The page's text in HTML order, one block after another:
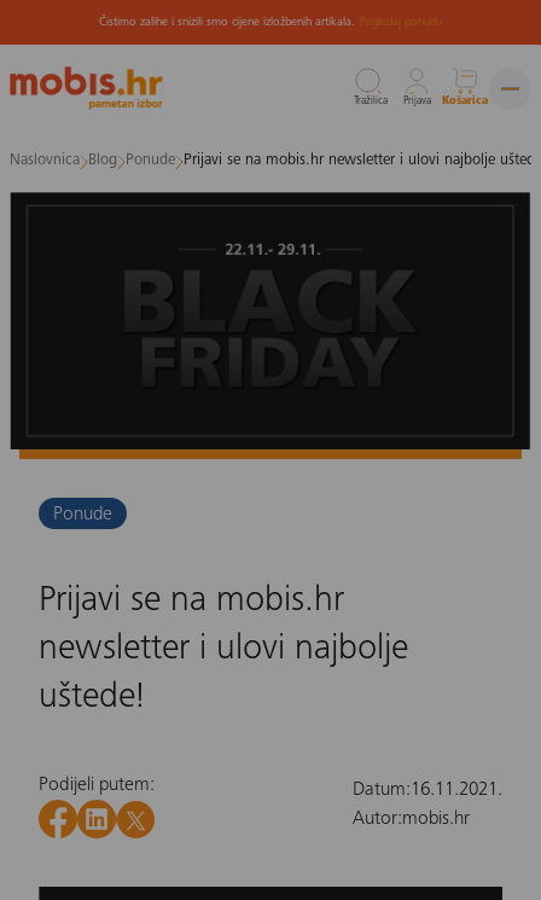
na
sadržaj
Čistimo zalihe i snizili smo cijene izložbenih artikala. Pogledaj ponudu
Tražilica Prijava Košarica
Naslovnica Blog Ponude Prijavi se na mobis.hr newsletter i ulovi najbolje
Ponude
Prijavi se na mobis.hr
newsletter i ulovi najbolje
uštede!
Podijeli putem: Datum:16.11.2021.
Autor:mobis.hr